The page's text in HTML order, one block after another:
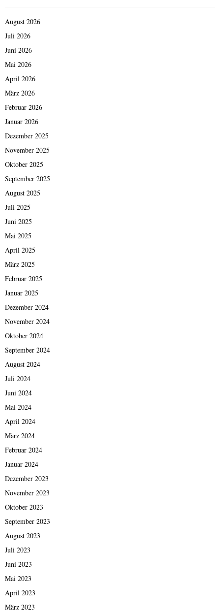
August 2026
Juli 2026
Juni 2026
Mai 2026
April 2026
März 2026
Februar 2026
Januar 2026
Dezember 2025
November 2025
Oktober 2025
September 2025
August 2025
Juli 2025
Juni 2025
Mai 2025
April 2025
März 2025
Februar 2025
Januar 2025
Dezember 2024
November 2024
Oktober 2024
September 2024
August 2024
Juli 2024
Juni 2024
Mai 2024
April 2024
März 2024
Februar 2024
Januar 2024
Dezember 2023
November 2023
Oktober 2023
September 2023
August 2023
Juli 2023
Juni 2023
Mai 2023
April 2023
März 2023